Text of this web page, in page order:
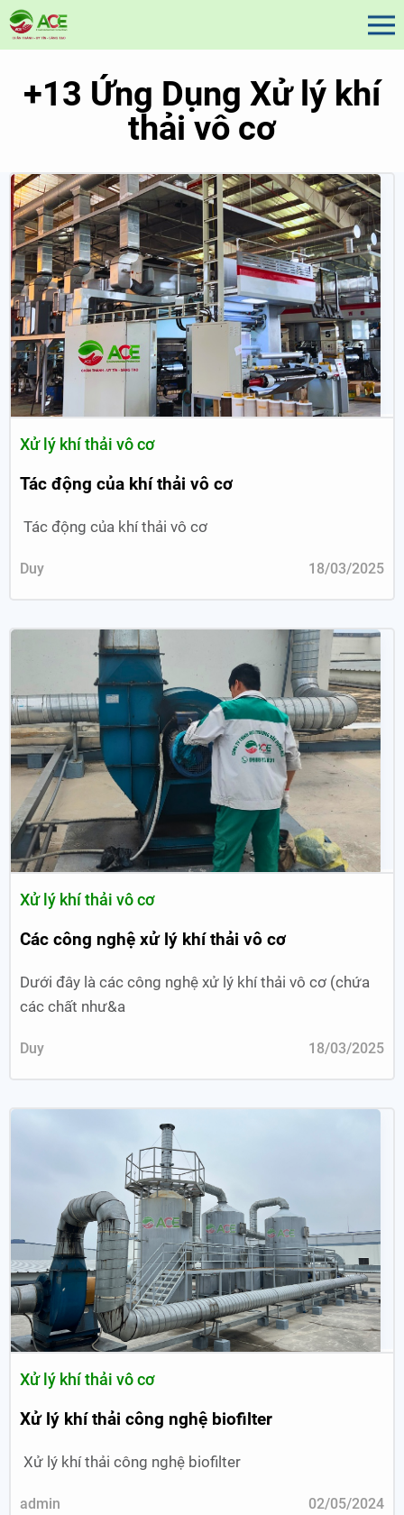
+13 Ứng Dụng Xử lý khí
thải vô cơ
Xử lý khí thải vô cơ
Tác động của khí thải vô cơ
Tác động của khí thải vô cơ
Duy 18/03/2025
Xử lý khí thải vô cơ
Các công nghệ xử lý khí thải vô cơ
Dưới đây là các công nghệ xử lý khí thải vô cơ (chứa
các chất như&a
Duy 18/03/2025
Xử lý khí thải vô cơ
Xử lý khí thải công nghệ biofilter
Xử lý khí thải công nghệ biofilter
admin 02/05/2024